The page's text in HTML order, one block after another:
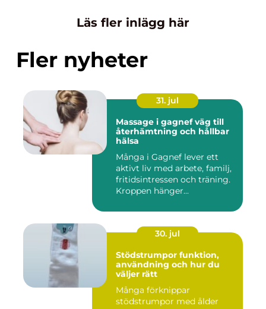
Läs fler inlägg här
Fler nyheter
31. jul
Massage i gagnef väg till
återhämtning och hållbar
hälsa
Många i Gagnef lever ett
aktivt liv med arbete, familj,
fritidsintressen och träning.
Kroppen hänger...
30. jul
Stödstrumpor funktion,
användning och hur du
väljer rätt
Många förknippar
stödstrumpor med ålder